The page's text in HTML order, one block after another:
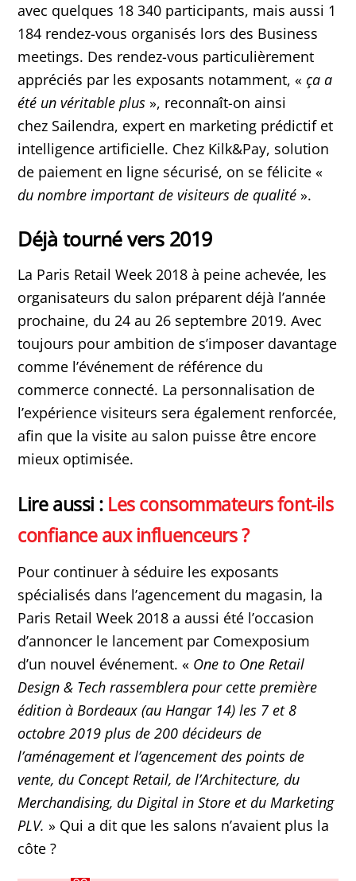
avec quelques 18 340 participants, mais aussi 1
184 rendez-vous organisés lors des Business
meetings. Des rendez-vous particulièrement
appréciés par les exposants notamment, «ça a
été un véritable plus », reconnaît-on ainsi
chez Sailendra, expert en marketing prédictif et
intelligence artificielle. Chez Kilk&Pay, solution
de paiement en ligne sécurisé, on se félicite «
du nombre important de visiteurs de qualité ».
Déjà tourné vers 2019
La Paris Retail Week 2018 à peine achevée, les
organisateurs du salon préparent déjà l’année
prochaine, du 24 au 26 septembre 2019. Avec
toujours pour ambition de s’imposer davantage
comme l’événement de référence du
commerce connecté. La personnalisation de
l’expérience visiteurs sera également renforcée,
afin que la visite au salon puisse être encore
mieux optimisée.
Lire aussi : Les consommateurs font-ils
confiance aux influenceurs ?
Pour continuer à séduire les exposants
spécialisés dans l’agencement du magasin, la
Paris Retail Week 2018 a aussi été l’occasion
d’annoncer le lancement par Comexposium
d’un nouvel événement. « One to One Retail
Design & Tech rassemblera pour cette première
édition à Bordeaux (au Hangar 14) les 7 et 8
octobre 2019 plus de 200 décideurs de
l’aménagement et l’agencement des points de
vente, du Concept Retail, de l’Architecture, du
Merchandising, du Digital in Store et du Marketing
PLV. » Qui a dit que les salons n’avaient plus la
côte ?